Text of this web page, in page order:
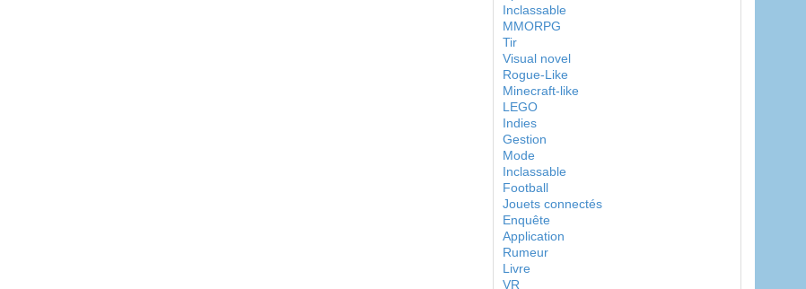
Inclassable
MMORPG
Tir
Visual novel
Rogue-Like
Minecraft-like
LEGO
Indies
Gestion
Mode
Inclassable
Football
Jouets connectés
Enquête
Application
Rumeur
Livre
VR